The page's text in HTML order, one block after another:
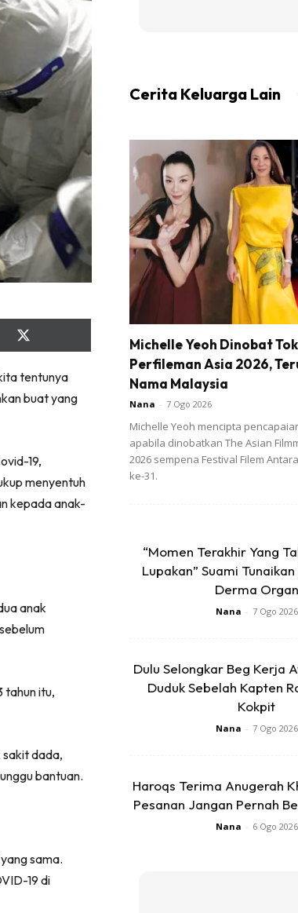
Share
on
(Twitter)
tentunya
buat yang
19,
menyentuh
kepada anak-
anak
tahun itu,
dada,
bantuan.
sama.
19 di
Cerita Keluarga Lain
Michelle Yeoh Dinobat
Perfileman Asia 2026,
Nama Malaysia
Nana - 7 Ogo 2026
Michelle Yeoh mencipta
apabila dinobatkan The Asian
2026 sempena Festival Filem
ke-31.
“Momen Terakhir Yang
Lupakan” Suami
Derma Organ
Nana - 7 Ogo 2026
Dulu Selongkar Beg Kerja
Duduk Sebelah Kapten
Kokpit
Nana - 7 Ogo 2026
Haroqs Terima Anugerah
Pesanan Jangan Pernah
Nana - 6 Ogo 2026